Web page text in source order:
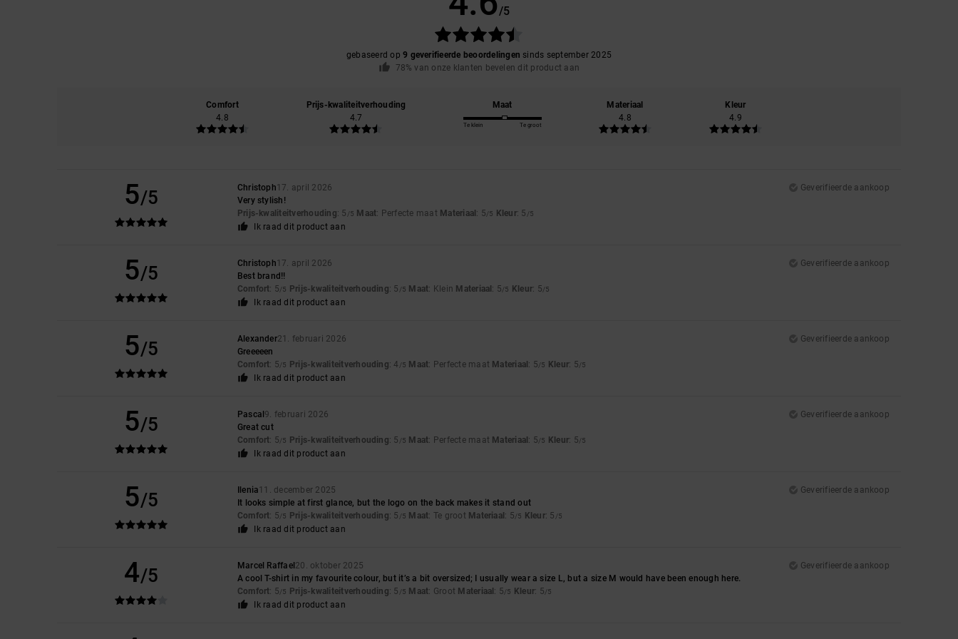
/5
gebaseerd op9 geverifieerde beoordelingen sinds september 2025
78% van onze klanten bevelen dit product aan
Comfort
4.8
Prijs-kwaliteitverhouding
4.7
Maat
Te klein Te groot
Materiaal
4.8
Kleur
4.9
5/5 Christoph17. april 2026
Geverifieerde aankoop
Very stylish!
Prijs-kwaliteitverhouding: 5 /5 Maat: Perfecte maat Materiaal : 5/5 Kleur: 5 /5
Ik raad dit product aan
5/5 Christoph17. april 2026
Geverifieerde aankoop
Best brand!!
Comfort: 5/5 Prijs-kwaliteitverhouding: 5 /5 Maat: Klein Materiaal : 5/5 Kleur: 5/5
Ik raad dit product aan
5/5 Alexander21. februari 2026
Geverifieerde aankoop
Greeeeen
Comfort: 5/5 Prijs-kwaliteitverhouding: 4 /5 Maat: Perfecte maat Materiaal : 5/5 Kleur: 5/5
Ik raad dit product aan
5/5 Pascal 9. februari 2026
Geverifieerde aankoop
Great cut
Comfort: 5/5 Prijs-kwaliteitverhouding: 5 /5 Maat: Perfecte maat Materiaal : 5/5 Kleur: 5/5
Ik raad dit product aan
5/5 Ilenia11. december 2025
Geverifieerde aankoop
It looks simple at first glance, but the logo on the back makes it stand out
Comfort: 5/5 Prijs-kwaliteitverhouding: 5 /5 Maat: Te groot Materiaal : 5/5 Kleur: 5 /5
Ik raad dit product aan
4/5 Marcel Raffael 20. oktober 2025
Geverifieerde aankoop
A cool T-shirt in my favourite colour, but it’s a bit oversized; I usually wear a size L, but a size M would have been enough here.
Comfort: 5/5 Prijs-kwaliteitverhouding: 5 /5 Maat: Groot Materiaal : 5/5 Kleur: 5/5
Ik raad dit product aan